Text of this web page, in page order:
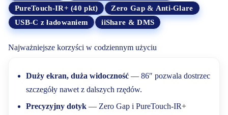
PureTouch-IR+ (40 pkt)
Zero Gap & Anti-Glare
USB-C z ładowaniem
iiShare & DMS
Najważniejsze korzyści w codziennym użyciu
Duży ekran, duża widoczność — 86″ pozwala dostrzec
szczegóły nawet z dalszych rzędów.
Precyzyjny dotyk — Zero Gap i PureTouch-IR+